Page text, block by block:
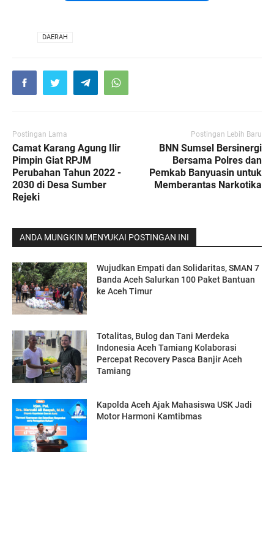
DAERAH
Postingan Lama
Camat Karang Agung Ilir
Pimpin Giat RPJM
Perubahan Tahun 2022 -
2030 di Desa Sumber
Rejeki
Postingan Lebih Baru
BNN Sumsel Bersinergi
Bersama Polres dan
Pemkab Banyuasin untuk
Memberantas Narkotika
ANDA MUNGKIN MENYUKAI POSTINGAN INI
Wujudkan Empati dan Solidaritas, SMAN 7
Banda Aceh Salurkan 100 Paket Bantuan
ke Aceh Timur
Totalitas, Bulog dan Tani Merdeka
Indonesia Aceh Tamiang Kolaborasi
Percepat Recovery Pasca Banjir Aceh
Tamiang
Kapolda Aceh Ajak Mahasiswa USK Jadi
Motor Harmoni Kamtibmas